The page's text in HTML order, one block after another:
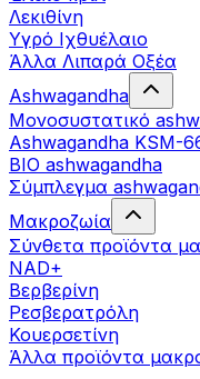
Λεκιθίνη
Υγρό Ιχθυέλαιο
Άλλα Λιπαρά Οξέα
Ashwagandha
Μονοσυστατικό
Ashwagandha KSM-
BIO ashwagandha
Σύμπλεγμα
Μακροζωία
Σύνθετα προϊόντα
NAD+
Βερβερίνη
Ρεσβερατρόλη
Κουερσετίνη
Άλλα προϊόντα